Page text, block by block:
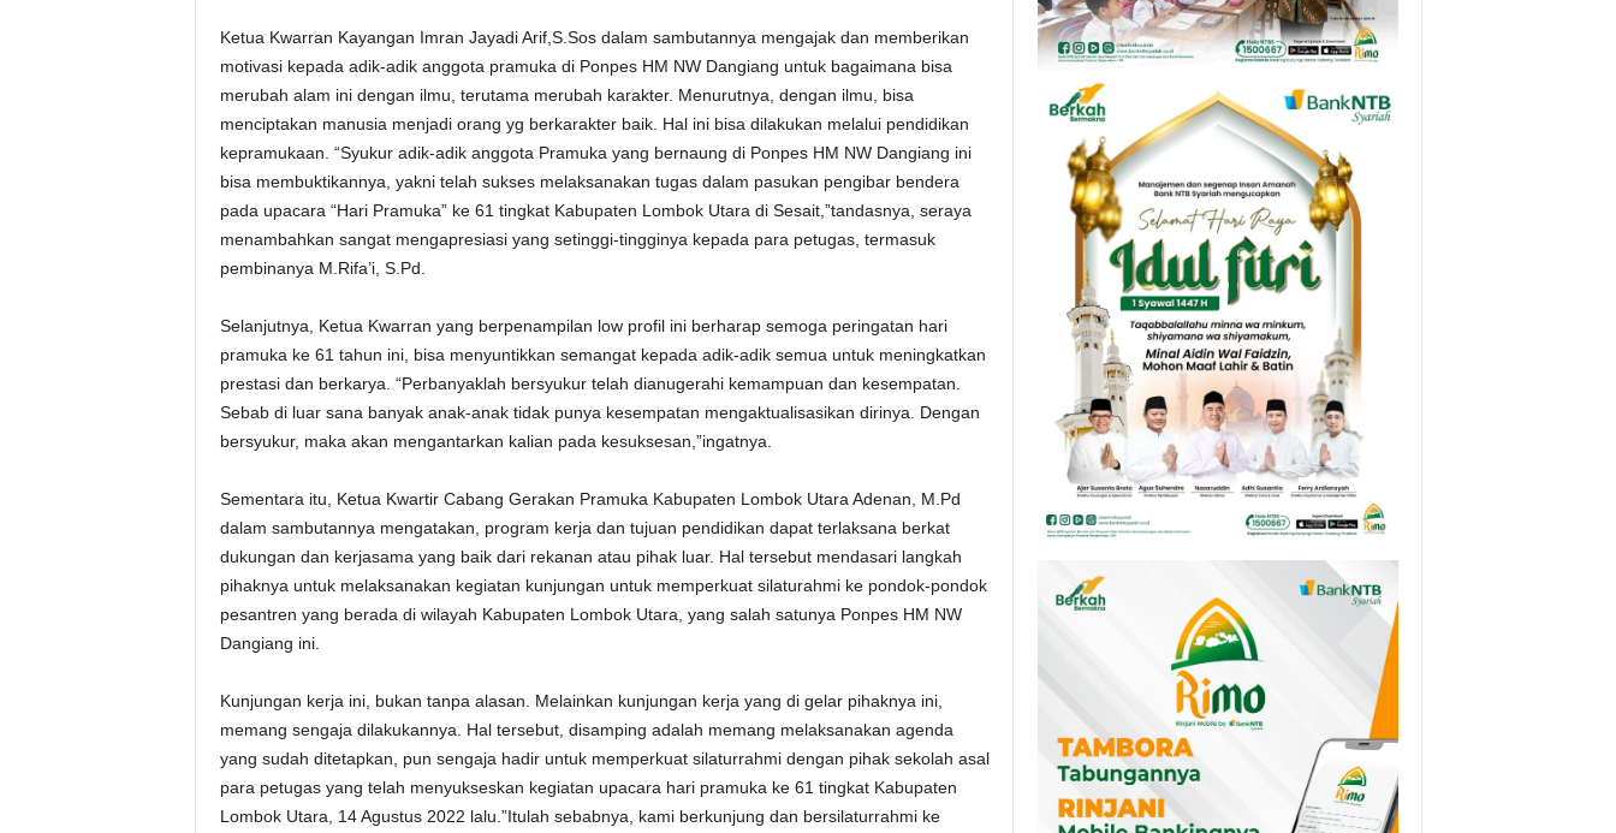
Ketua Kwarran Kayangan Imran Jayadi Arif,S.Sos dalam sambutannya mengajak dan memberikan
motivasi kepada adik-adik anggota pramuka di Ponpes HM NW Dangiang untuk bagaimana bisa
merubah alam ini dengan ilmu, terutama merubah karakter. Menurutnya, dengan ilmu, bisa
menciptakan manusia menjadi orang yg berkarakter baik. Hal ini bisa dilakukan melalui pendidikan
kepramukaan. “Syukur adik-adik anggota Pramuka yang bernaung di Ponpes HM NW Dangiang ini
bisa membuktikannya, yakni telah sukses melaksanakan tugas dalam pasukan pengibar bendera
pada upacara “Hari Pramuka” ke 61 tingkat Kabupaten Lombok Utara di Sesait,”tandasnya, seraya
menambahkan sangat mengapresiasi yang setinggi-tingginya kepada para petugas, termasuk
pembinanya M.Rifa’i, S.Pd.
Selanjutnya, Ketua Kwarran yang berpenampilan low profil ini berharap semoga peringatan hari
pramuka ke 61 tahun ini, bisa menyuntikkan semangat kepada adik-adik semua untuk meningkatkan
prestasi dan berkarya. “Perbanyaklah bersyukur telah dianugerahi kemampuan dan kesempatan.
Sebab di luar sana banyak anak-anak tidak punya kesempatan mengaktualisasikan dirinya. Dengan
bersyukur, maka akan mengantarkan kalian pada kesuksesan,”ingatnya.
Sementara itu, Ketua Kwartir Cabang Gerakan Pramuka Kabupaten Lombok Utara Adenan, M.Pd
dalam sambutannya mengatakan, program kerja dan tujuan pendidikan dapat terlaksana berkat
dukungan dan kerjasama yang baik dari rekanan atau pihak luar. Hal tersebut mendasari langkah
pihaknya untuk melaksanakan kegiatan kunjungan untuk memperkuat silaturahmi ke pondok-pondok
pesantren yang berada di wilayah Kabupaten Lombok Utara, yang salah satunya Ponpes HM NW
Dangiang ini.
Kunjungan kerja ini, bukan tanpa alasan. Melainkan kunjungan kerja yang di gelar pihaknya ini,
memang sengaja dilakukannya. Hal tersebut, disamping adalah memang melaksanakan agenda
yang sudah ditetapkan, pun sengaja hadir untuk memperkuat silaturrahmi dengan pihak sekolah asal
para petugas yang telah menyukseskan kegiatan upacara hari pramuka ke 61 tingkat Kabupaten
Lombok Utara, 14 Agustus 2022 lalu.”Itulah sebabnya, kami berkunjung dan bersilaturrahmi ke